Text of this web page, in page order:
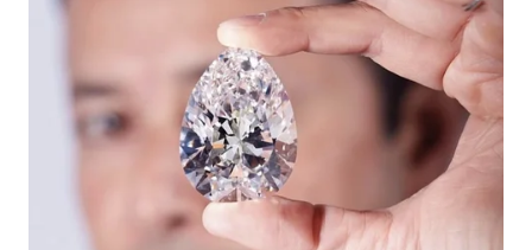
TANJUNG
WN
KARO
SIMALUNGUN